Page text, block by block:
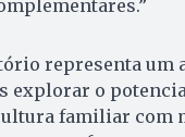
representa um
explorar o
familiar com